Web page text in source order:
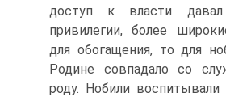
доступ к власти давал
привилегии, более
для обогащения, то для
Родине совпадало со
роду. Нобили